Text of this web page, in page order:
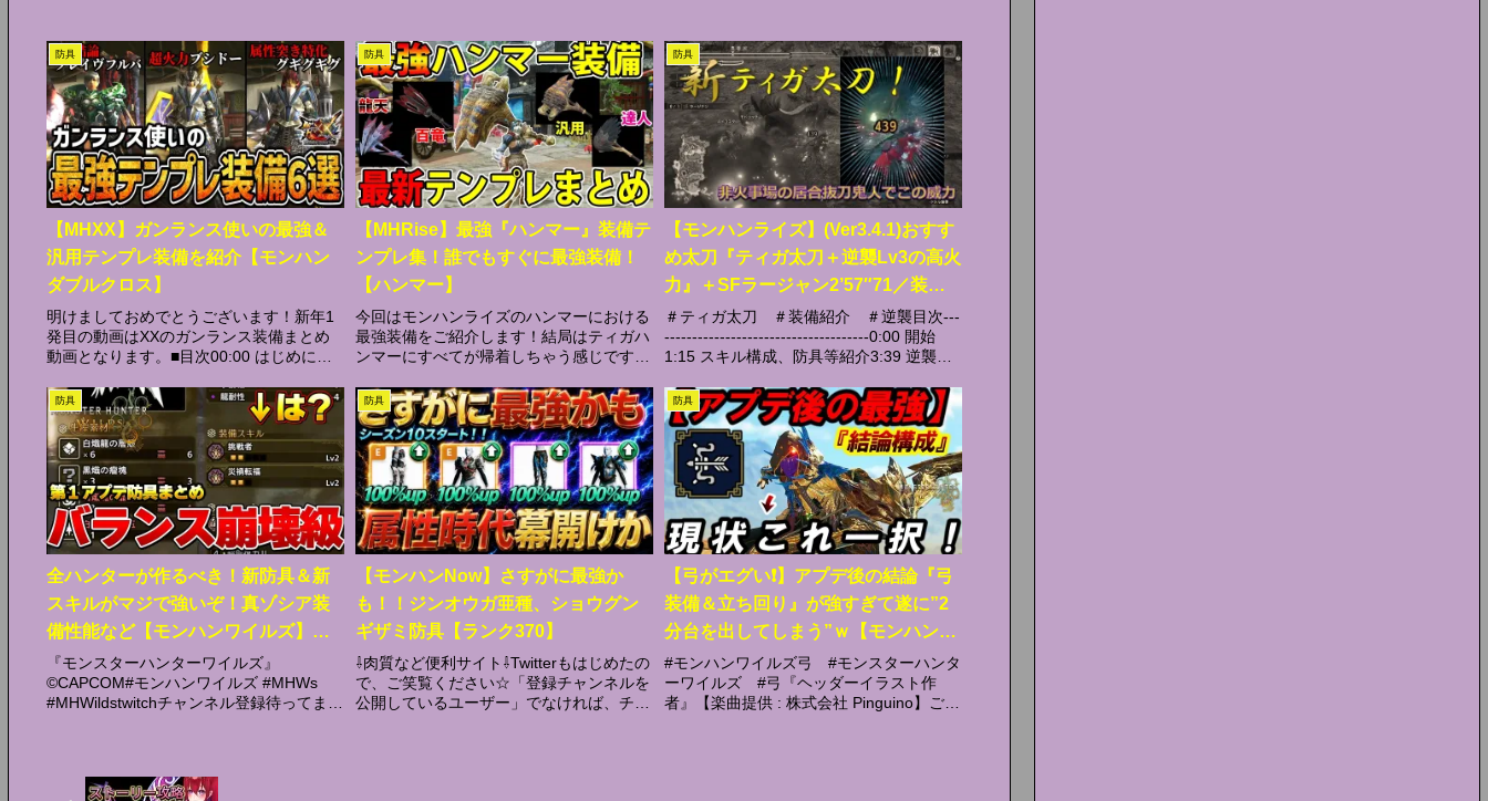
防具
【MHXX】ガンランス使いの最強＆
汎用テンプレ装備を紹介【モンハン
ダブルクロス】
明けましておめでとうございます！新年1
発目の動画はXXのガンランス装備まとめ
動画となります。■目次00:00 はじめに
02:30 マルチ用ブシドーガンランス装備
04:00 属性突き特化グギグギグ装備...
防具
【MHRise】最強『ハンマー』装備テ
ンプレ集！誰でもすぐに最強装備！
【ハンマー】
今回はモンハンライズのハンマーにおける
最強装備をご紹介します！結局はティガハ
ンマーにすべてが帰着しちゃう感じです。
力にした方が火力がでます。00:00 最強汎
用装備01:54 轟槌作成での注意点02:5...
防具
【モンハンライズ】(Ver3.4.1)おすす
め太刀『ティガ太刀＋逆襲Lv3の高火
力』＋SFラージャン2’57″71／装備
解説
＃ティガ太刀 ＃装備紹介 ＃逆襲目次---
-------------------------------------0:00 開始
1:15 スキル構成、防具等紹介3:39 逆襲テ
------...
防具
全ハンターが作るべき！新防具＆新
スキルがマジで強いぞ！真ゾシア装
備性能など【モンハンワイルズ】
『モンスターハンターワイルズ』
『モンスターハンターワイルズ』
©CAPCOM#モンハンワイルズ #MHWs
#MHWildstwitchチャンネル登録待ってま
防具
【モンハンNow】さすがに最強か
も！！ジンオウガ亜種、ショウグン
ギザミ防具【ランク370】
⇩肉質など便利サイト⇩Twitterもはじめたの
で、ご笑覧ください☆「登録チャンネルを
公開しているユーザー」でなければ、チャ
防具
【弓がエグい❗️】アプデ後の結論『弓
装備＆立ち回り』が強すぎて遂に”2
分台を出してしまう”ｗ【モンハンワ
イルズ】
#モンハンワイルズ弓 #モンスターハンタ
ーワイルズ #弓『ヘッダーイラスト作
者』【楽曲提供 : 株式会社 Pinguino】ご視